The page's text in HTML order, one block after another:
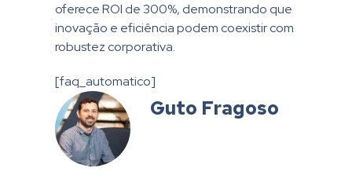
oferece ROI de 300%, demonstrando que
inovação e eficiência podem coexistir com
robustez corporativa.
[faq_automatico]
Guto Fragoso